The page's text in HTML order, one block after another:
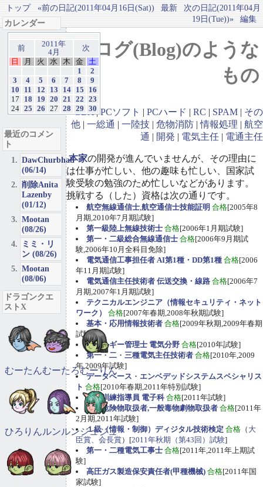
トップ «前の日記(2011年04月16日(Sat)) 最新
次の日記(2011年04月
19日(Tue))»
編集
ブログ(Blog)のような
もの
GBA|PCソフト | PCハード | RC | SPAM | その
他 | 一総通 | 一陸技 | 危物消防 |情報処理 | 航空
通 | 開発 | 電気主任 | 電通主任
本家の開発が進んでいませんが、その理由に
は仕事が忙しい、他の趣味も忙しい、国家試
験受験の勉強のため忙しいなどがあります。
挑戦する（した）資格は次の通りです。
航空無線通信士,航空通信士技能証明 合格[2005年8
月期,2010年7月期試験]
第一級陸上無線技術士 合格[2006年1月期試験]
第一・二級総合無線通信士 合格[2006年9月期試
験,2006年10月全科目免除]
電気通信工事担任者 AI第1種・DD第1種 合格[2006
年11月期試験]
電気通信主任技術者 伝送交換・線路 合格[2006年7
月期,2007年1月期試験]
テクニカルエンジニア（情報セキュリティ・ネット
ワーク）
合格[2007年春期,2008年秋期試験]
基本・応用情報技術者 合格[2009年秋期,2009年春期
試験]
エネルギー管理士 電気分野 合格[2010年試験]
第一・二 ・ 三種電気主任技術者 合格[2010年,2009
年,2009年試験]
データベース ・ エンベデッドシステムスペシャリス
ト 合格[2010年春期,2011年特別試験]
職業訓練指導員 電子科 合格[2011年試験]
甲種危険物取扱者,一般毒物劇物取扱者 合格[2011年
2月期,2011年試験]
１級（情報・制御）ディジタル技術検定 合格 （ 大
臣賞、会長賞）[2011年秋期（第43回）試験]
第一・二種電気工事士 合格[2011年,2011年上期試
験]
高圧ガス製造保安責任者(甲種機械) 合格[2011年国
家試験]
カレンダー
前
2011年
4月
次
日
月 火 水 木 金
土
1
2
3
4 5 6 7 8
9
10
11 12 13 14 15
16
17
18 19 20 21 22
23
24 25 26 27 28 29 30
最近のコメン
ト
DawChurbhab
(06/14)
削除Anita
Lazenby
(01/12)
Mootan
(08/26)
ミミ・リ
ン (08/26)
Mootan
(08/06)
ドラゴンクエ
ストX
むーたんむーたろむーりん
ひろりんルンルンジュジュ